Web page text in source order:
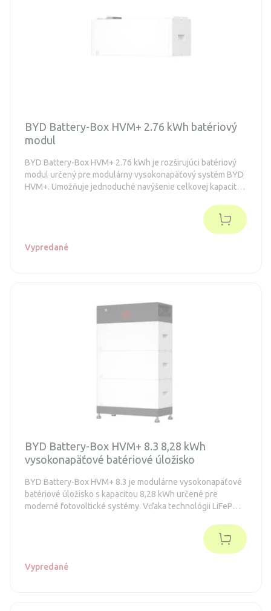
BYD Battery-Box HVM+ 2.76 kWh batériový
modul
BYD Battery-Box HVM+ 2.76 kWh je rozširujúci batériový
modul určený pre modulárny vysokonapäťový systém BYD
HVM+. Umožňuje jednoduché navýšenie celkovej kapacity
Vypredané
BYD Battery-Box HVM+ 8.3 8,28 kWh
vysokonapäťové batériové úložisko
BYD Battery-Box HVM+ 8.3 je modulárne vysokonapäťové
batériové úložisko s kapacitou 8,28 kWh určené pre
moderné fotovoltické systémy. Vďaka technológii LiFePO4
Vypredané